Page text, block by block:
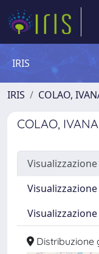
IRIS
IRIS COLAO,
COLAO, IVANA
Visualizzazione
Distribuzione